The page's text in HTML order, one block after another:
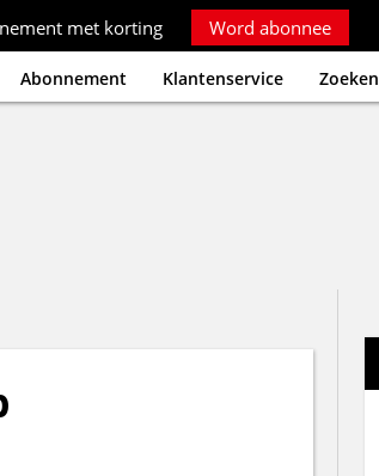
met korting Word abonnee
Abonnement Klantenservice Zoeken